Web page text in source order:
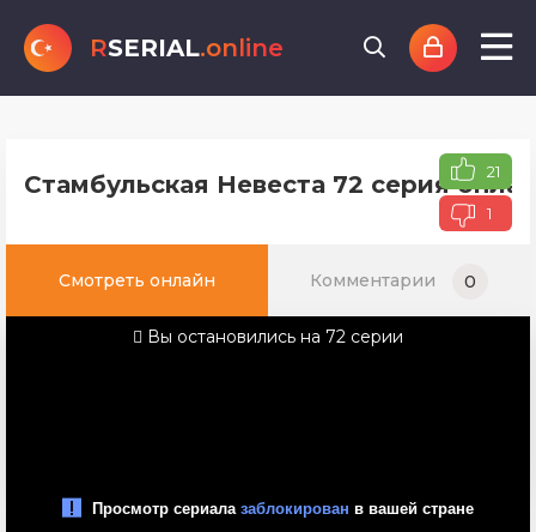
RSERIAL.online
Стамбульская Невеста 72 серия 21
1
Смотреть онлайн Комментарии 0
Вы остановились на 72 серии